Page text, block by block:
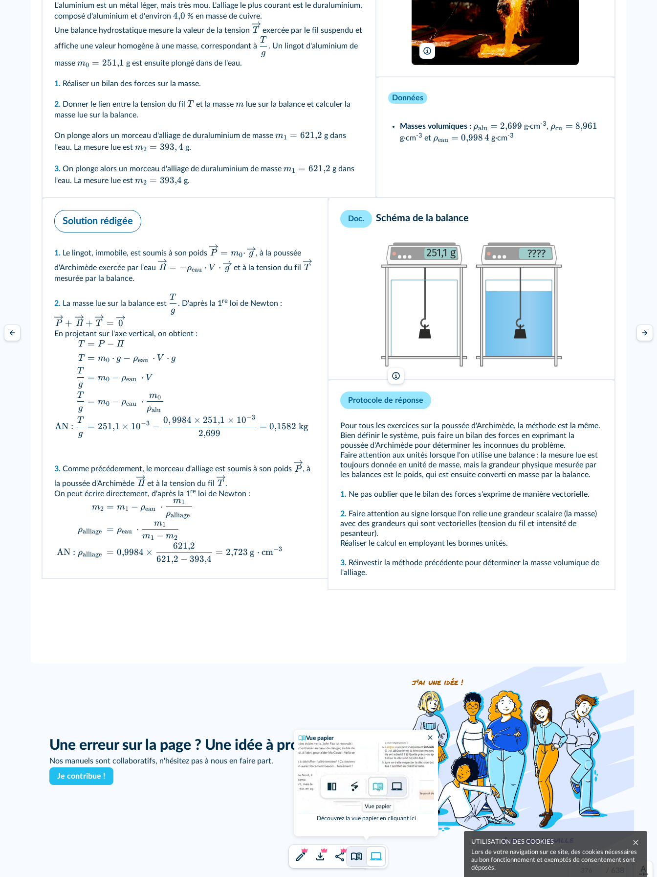
/ 638
Vue papier
Découvrez la vue papier en cliquant ici
REA :Appliquer une formule
APP :Extraire l'information utile
L'aluminium est un métal léger, mais très mou. L'alliage le plus courant est le duraluminium,
composé d'aluminium et d'environ 4,0 % en masse de cuivre.
Une balance hydrostatique mesure la valeur de la tension T exercée par le fil suspendu et
affiche une valeur homogène à une masse, correspondant à
g
T
. Un lingot d'aluminium de
masse m0 = 251,1 g est ensuite plongé dans de l'eau.
1. Réaliser un bilan des forces sur la masse.
2. Donner le lien entre la tension du fil T et la masse mlue sur la balance et calculer la
masse lue sur la balance.
On plonge alors un morceau d'alliage de duraluminium de masse m1 = 621,2 g dans
l'eau. La mesure lue est m2 = 393,4 g.
3. On plonge alors un morceau d'alliage de duraluminium de masse m1 = 621,2 g dans
l'eau. La mesure lue est m2 = 393,4 g.
Maksim_Gusev/Shutterstock
Données
Masses volumiques : ρalu = 2,699 g·cm-3, ρcu = 8,961
g·cm-3 et ρeau = 0,998 4 g·cm-3
Solution rédigée
1. Le lingot, immobile, est soumis à son poids P = m0⋅ g , à la poussée
d'Archimède exercée par l'eau Π = −ρeau ⋅ V ⋅ g et à la tension du fil T
mesurée par la balance.
2. La masse lue sur la balance est
g
T
. D'après la 1reloi de Newton :
P + Π + T = 0
En projetant sur l'axe vertical, on obtient :
T
T
g
T
g
T
AN :
g
T
= P − Π
= m0 ⋅ g − ρeau ⋅ V ⋅ g
= m0 − ρeau ⋅ V
= m0 − ρeau ⋅
ρalu
m0
= 251,1 × 10−3 −
2,699
0,9984 × 251,1 × 10−3
= 0,1582 kg
3. Comme précédemment, le morceau d'alliage est soumis à son poids P , à
la poussée d'Archimède Π et à la tension du fil T .
On peut écrire directement, d'après la 1re loi de Newton :
m2
ρalliage
AN : ρalliage
= m1 − ρeau ⋅
ρalliage
m1
= ρeau ⋅
m1 − m2
m1
= 0,9984 ×
621,2 − 393,4
621,2
= 2,723 g ⋅ cm−3
Doc. Schéma de la balance
Protocole de réponse
Pour tous les exercices sur la poussée d'Archimède, la méthode est la même.
Bien définir le système, puis faire un bilan des forces en exprimant la
poussée d'Archimède pour déterminer les inconnues du problème.
Faire attention aux unités lorsque l'on utilise une balance : la mesure lue est
toujours donnée en unité de masse, mais la grandeur physique mesurée par
les balances est le poids, qui est ensuite converti en masse par la balance.
1. Ne pas oublier que le bilan des forces s'exprime de manière vectorielle.
2. Faire attention au signe lorsque l'on relie une grandeur scalaire (la masse)
avec des grandeurs qui sont vectorielles (tension du fil et intensité de
pesanteur).
Réaliser le calcul en employant les bonnes unités.
3. Réinvestir la méthode précédente pour déterminer la masse volumique de
l'alliage.
Une erreur sur la page ? Une idée à proposer ?
Nos manuels sont collaboratifs, n'hésitez pas à nous en faire part.
Je contribue !
j'ai une idée !
Oups, une coquille
UTILISATION DES COOKIES
Lors de votre navigation sur ce site, des cookies nécessaires
au bon fonctionnement et exemptés de consentement sont
déposés.